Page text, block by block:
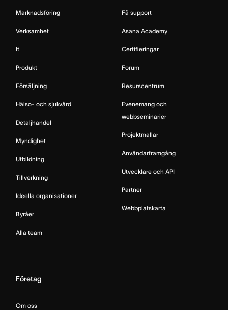
Marknadsföring
Verksamhet
It
Produkt
Försäljning
Hälso- och sjukvård
Detaljhandel
Myndighet
Utbildning
Tillverkning
Ideella organisationer
Byråer
Alla team
Få support
Asana Academy
Certifieringar
Forum
Resurscentrum
Evenemang och
webbseminarier
Projektmallar
Användarframgång
Utvecklare och API
Partner
Webbplatskarta
Företag
Om oss